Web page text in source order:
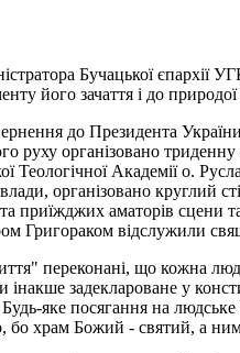
Бучацької
його зачаття і до
до Президента
руху організовано
Теологічної Академії о.
організовано круглий
приїжджих аматорів сцени
Григораком відслужили
переконані, що кожна
інакше задеклароване у
Будь-яке посягання на
храм Божий - святий, а